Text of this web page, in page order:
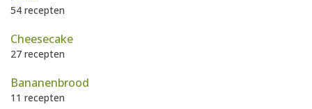
54 recepten
Cheesecake
27 recepten
Bananenbrood
11 recepten